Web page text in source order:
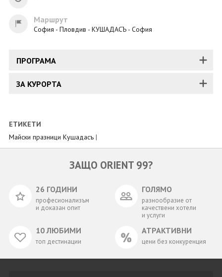
Маршрут
София - Пловдив - КУШАДАСЪ - София
ПРОГРАМА
ЗА КУРОРТА
ЕТИКЕТИ
Майски празници Кушадасъ |
ЗАЩО ORIENT 99?
26 ГОДИНИ
професионализъм
и доказан опит
ГОЛЯМО
разнообразие от
качествени хотели
и услуги
10 ЛЮБИМИ
топ дестинации
АТРАКТИВНИ
цени без конкуренция